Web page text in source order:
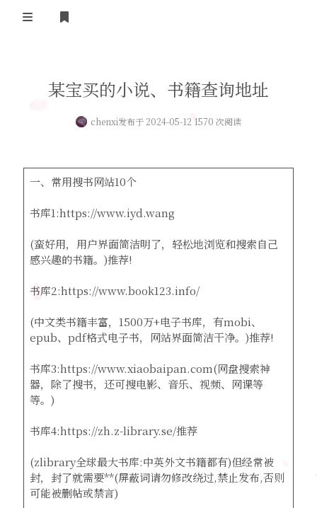
实用工具
舔狗日记
哔哩哔哩追番
隐私政策
友情链接
某宝买的小说、书籍查询地址
chenxi发布于 2024-05-12 1570 次阅读
一、常用搜书网站10个
书库1:https://www.iyd.wang
(蛮好用，用户界面简洁明了，轻松地浏览和搜索自己
感兴趣的书籍。)推荐!
书库2:https://www.book123.info/
(中文类书籍丰富，1500万+电子书库，有mobi、
epub、pdf格式电子书，网站界面简洁干净。)推荐!
书库3:https://www.xiaobaipan.com(网盘搜索神
器，除了搜书，还可搜电影、音乐、视频、网课等
等。)
书库4:https://zh.z-library.se/推荐
(zlibrary全球最大书库:中英外文书籍都有)但经常被
封，封了就需要**(屏蔽词请勿修改绕过,禁止发布,否则
可能被删帖或禁言)